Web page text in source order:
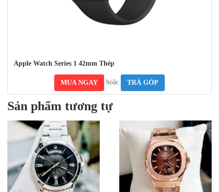
Apple Watch Series 1 42mm Thép
MUA NGAY hoặc TRẢ GÓP
Sản phẩm tương tự
1,350,000₫
4,390,000₫
Nhãn hiệu Carnival
Xuất xứ Thụy Sĩ
Kiểu máy Máy Cơ (Automatic)
Đồng hồ dành cho Nam